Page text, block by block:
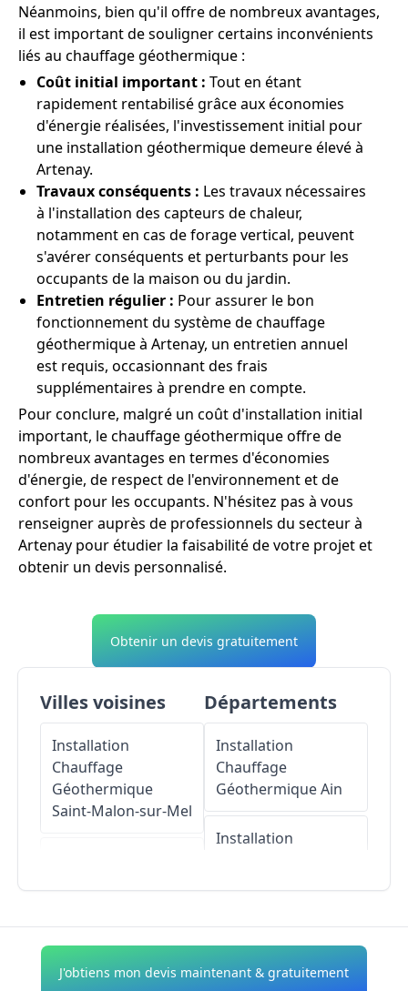
Néanmoins, bien qu'il offre de nombreux avantages,
il est important de souligner certains inconvénients
liés au chauffage géothermique :
Coût initial important : Tout en étant
rapidement rentabilisé grâce aux économies
d'énergie réalisées, l'investissement initial pour
une installation géothermique demeure élevé à
Artenay.
Travaux conséquents : Les travaux nécessaires
à l'installation des capteurs de chaleur,
notamment en cas de forage vertical, peuvent
s'avérer conséquents et perturbants pour les
occupants de la maison ou du jardin.
Entretien régulier : Pour assurer le bon
fonctionnement du système de chauffage
géothermique à Artenay, un entretien annuel
est requis, occasionnant des frais
supplémentaires à prendre en compte.
Pour conclure, malgré un coût d'installation initial
important, le chauffage géothermique offre de
nombreux avantages en termes d'économies
d'énergie, de respect de l'environnement et de
confort pour les occupants. N'hésitez pas à vous
renseigner auprès de professionnels du secteur à
Artenay pour étudier la faisabilité de votre projet et
obtenir un devis personnalisé.
Obtenir un devis gratuitement
Villes voisines
Installation
Chauffage
Géothermique
Saint-Malon-sur-Mel
Bucy-le-Roi
Installation
Départements
Installation
Chauffage
GéothermiqueAin
Installation
Chauffage
J'obtiens mon devis maintenant & gratuitement